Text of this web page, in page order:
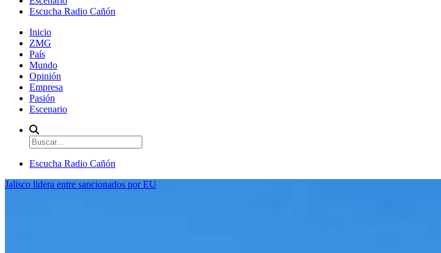
Escucha Radio Cañón
Inicio
ZMG
País
Mundo
Opinión
Empresa
Pasión
Escenario
Escucha Radio Cañón
Jalisco lidera entre sancionados por EU